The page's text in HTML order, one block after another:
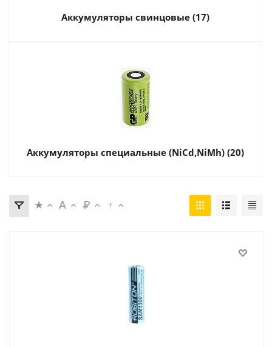
Аккумуляторы свинцовые (17)
Аккумуляторы специальные (NiCd,NiMh) (20)